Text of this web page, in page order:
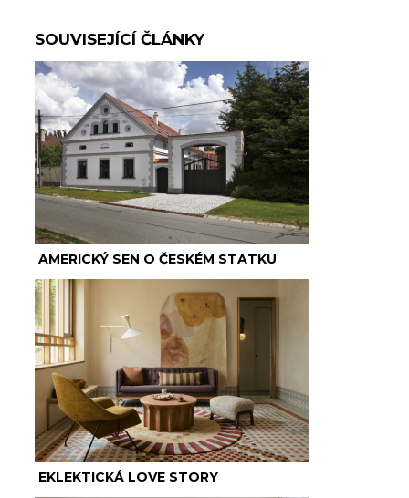
SOUVISEJÍCÍ ČLÁNKY
AMERICKÝ SEN O ČESKÉM STATKU
EKLEKTICKÁ LOVE STORY